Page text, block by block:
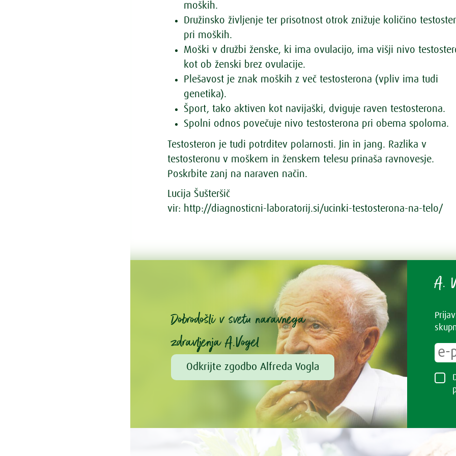
moških.
Družinsko življenje ter prisotnost otrok znižuje količino
pri moških.
Moški v družbi ženske, ki ima ovulacijo, ima višji nivo
kot ob ženski brez ovulacije.
Plešavost je znak moških z več testosterona (vpliv ima tudi
genetika).
Šport, tako aktiven kot navijaški, dviguje raven testosterona.
Spolni odnos povečuje nivo testosterona pri obema spoloma.
Testosteron je tudi potrditev polarnosti. Jin in jang. Razlika v
testosteronu v moškem in ženskem telesu prinaša ravnovesje.
Poskrbite zanj na naraven način.
Lucija Šušteršič
vir: http://diagnosticni-laboratorij.si/ucinki-testosterona-na-telo/
Dobrodošli v svetu naravnega
zdravljenja A.Vogel
Odkrijte zgodbo Alfreda Vogla
A.